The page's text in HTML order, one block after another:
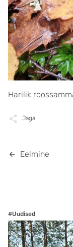
Harilik
Jaga
Eelmine
#Uudised